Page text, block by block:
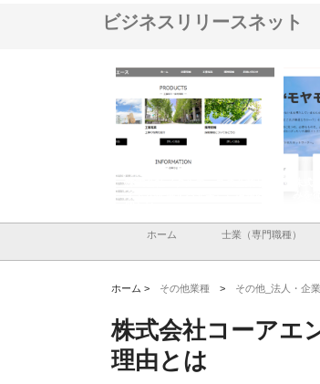
ビジネスリリースネット
式会社メタルエースの企業サ
トが提供する充実した情報内
株式会社ＣＳＡの事業内容と強
ホーム 士業（専門職種）
ホーム > その他業種 > その他_法人・企業
株式会社コーアエ
理由とは